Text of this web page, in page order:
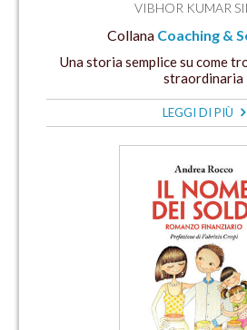
VIBHOR KUMAR
Collana Coaching &
Una storia semplice su come
straordinaria
LEGGI DI PIÙ